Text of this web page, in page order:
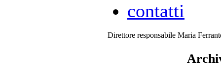
contatti
Direttore responsabile Maria